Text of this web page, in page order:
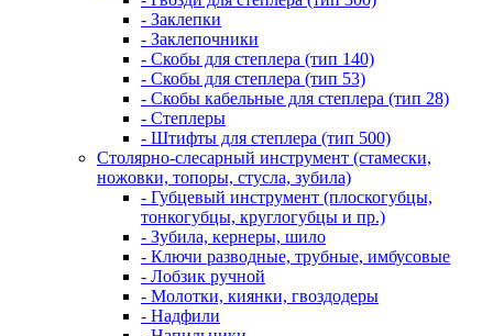
- Заклепки
- Заклепочники
- Скобы для степлера (тип 140)
- Скобы для степлера (тип 53)
- Скобы кабельные для степлера (тип 28)
- Степлеры
- Штифты для степлера (тип 500)
Столярно-слесарный инструмент (стамески,
ножовки, топоры, стусла, зубила)
- Губцевый инструмент (плоскогубцы,
тонкогубцы, круглогубцы и пр.)
- Зубила, кернеры, шило
- Ключи разводные, трубные, имбусовые
- Лобзик ручной
- Молотки, киянки, гвоздодеры
- Надфили